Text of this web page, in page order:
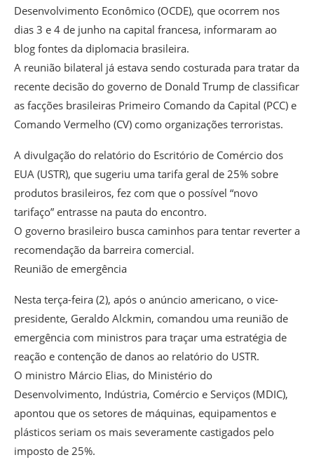
Desenvolvimento Econômico (OCDE), que ocorrem nos
dias 3 e 4 de junho na capital francesa, informaram ao
blog fontes da diplomacia brasileira.
A reunião bilateral já estava sendo costurada para tratar da
recente decisão do governo de Donald Trump de classificar
as facções brasileiras Primeiro Comando da Capital (PCC) e
Comando Vermelho (CV) como organizações terroristas.
A divulgação do relatório do Escritório de Comércio dos
EUA (USTR), que sugeriu uma tarifa geral de 25% sobre
produtos brasileiros, fez com que o possível “novo
tarifaço” entrasse na pauta do encontro.
O governo brasileiro busca caminhos para tentar reverter a
recomendação da barreira comercial.
Reunião de emergência
Nesta terça-feira (2), após o anúncio americano, o vice-
presidente, Geraldo Alckmin, comandou uma reunião de
emergência com ministros para traçar uma estratégia de
reação e contenção de danos ao relatório do USTR.
O ministro Márcio Elias, do Ministério do
Desenvolvimento, Indústria, Comércio e Serviços (MDIC),
apontou que os setores de máquinas, equipamentos e
plásticos seriam os mais severamente castigados pelo
imposto de 25%.